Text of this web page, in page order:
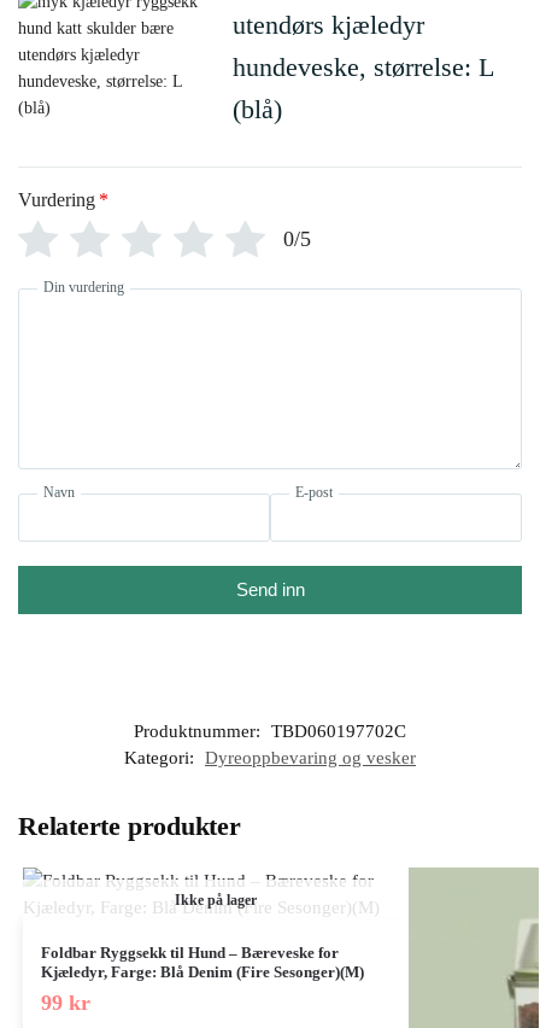
utendørs kjæledyr
hundeveske, størrelse: L
(blå)
Vurdering *
0/5
Din vurdering
Navn E-post
Send inn
Produktnummer:
TBD060197702C
Kategori:
Dyreoppbevaring og vesker
Relaterte produkter
Ikke på lager
Foldbar Ryggsekk til Hund – Bæreveske for
Kjæledyr, Farge: Blå Denim (Fire Sesonger)(M)
99 kr